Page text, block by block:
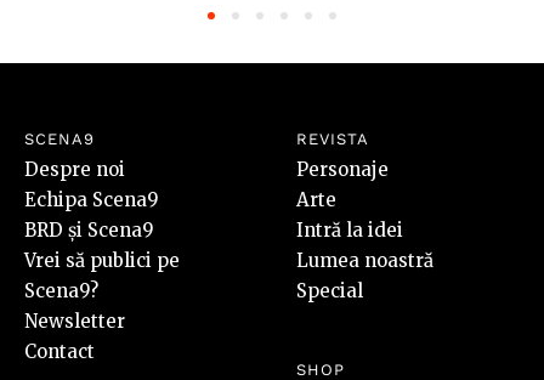
SCENA9
Despre noi
Echipa Scena9
BRD și Scena9
Vrei să publici pe
Scena9?
Newsletter
Contact
REVISTA
Personaje
Arte
Intră la idei
Lumea noastră
Special
SHOP